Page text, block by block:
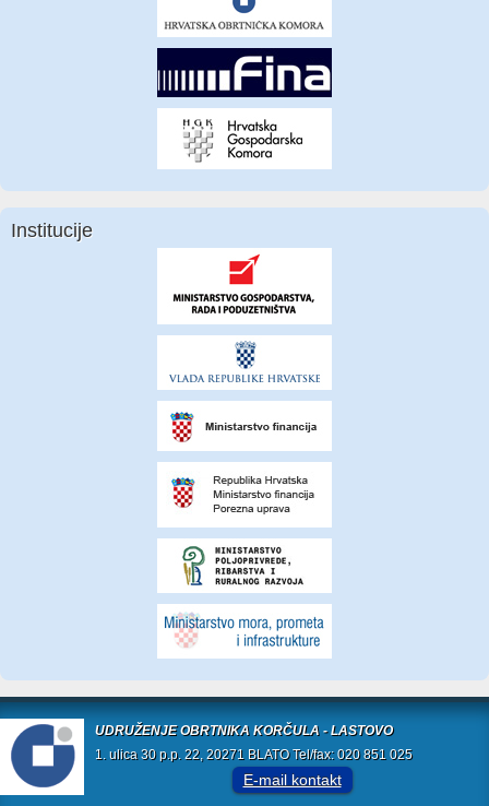
Institucije
UDRUŽENJE OBRTNIKA KORČULA - LASTOVO
1. ulica 30 p.p. 22, 20271 BLATO Tel/fax: 020 851 025
E-mail kontakt